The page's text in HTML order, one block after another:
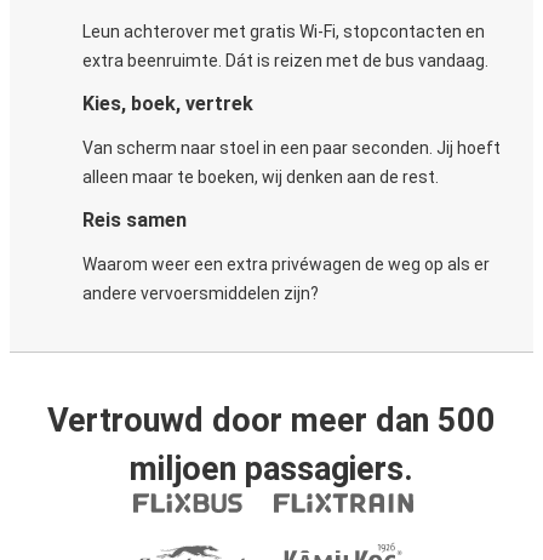
Leun achterover met gratis Wi-Fi, stopcontacten en
extra beenruimte. Dát is reizen met de bus vandaag.
Kies, boek, vertrek
Van scherm naar stoel in een paar seconden. Jij hoeft
alleen maar te boeken, wij denken aan de rest.
Reis samen
Waarom weer een extra privéwagen de weg op als er
andere vervoersmiddelen zijn?
Vertrouwd door meer dan 500
miljoen passagiers.